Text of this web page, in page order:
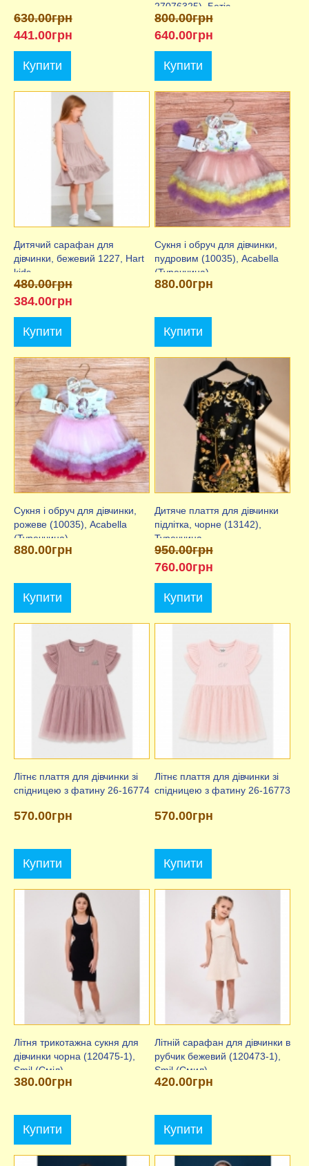
630.00грн
441.00грн
Купити
27076325), Бетіс
800.00грн
640.00грн
Купити
Дитячий сарафан для
дівчинки, бежевий 1227, Hart
kids
480.00грн
384.00грн
Купити
Сукня і обруч для дівчинки,
пудровим (10035), Acabella
(Туреччина)
880.00грн
Купити
Сукня і обруч для дівчинки,
рожеве (10035), Acabella
(Туреччина)
880.00грн
Купити
Дитяче плаття для дівчинки
підлітка, чорне (13142),
Туреччина
950.00грн
760.00грн
Купити
Літнє плаття для дівчинки зі
спідницею з фатину 26-16774
570.00грн
Купити
Літнє плаття для дівчинки зі
спідницею з фатину 26-16773
570.00грн
Купити
Літня трикотажна сукня для
дівчинки чорна (120475-1),
Smil (Сміл)
380.00грн
Купити
Літній сарафан для дівчинки в
рубчик бежевий (120473-1),
Smil (Смил)
420.00грн
Купити